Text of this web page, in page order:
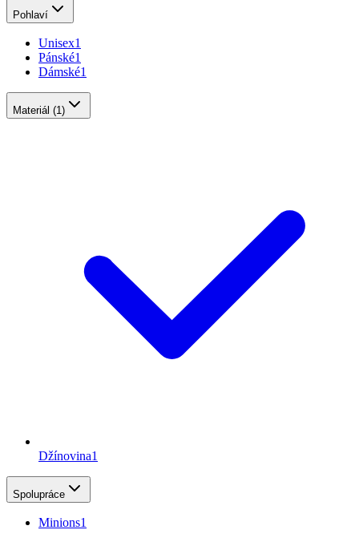
Pohlaví
Unisex1
Pánské1
Dámské1
Materiál (1)
Džínovina1
Spolupráce
Minions1